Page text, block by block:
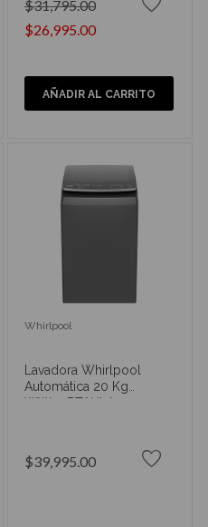
$26,995.00
$31,795.00
AÑADIR AL CARRITO
Whirlpool
Lavadora Whirlpool
Automática 20 Kg
WW20BTAHLA
$39,995.00